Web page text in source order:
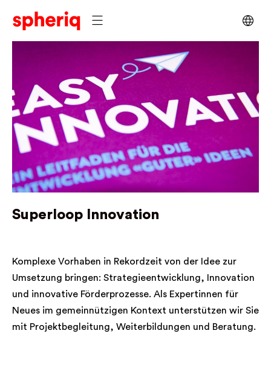
Superloop Innovation
Komplexe Vorhaben in Rekordzeit von der Idee zur
Umsetzung bringen: Strategieentwicklung, Innovation
und innovative Förderprozesse. Als Expertinnen für
Neues im gemeinnützigen Kontext unterstützen wir Sie
mit Projektbegleitung, Weiterbildungen und Beratung.